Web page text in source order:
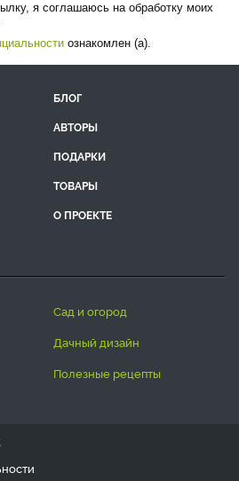
я соглашаюсь на обработку моих
ознакомлен (а).
БЛОГ
АВТОРЫ
ПОДАРКИ
ТОВАРЫ
О ПРОЕКТЕ
сад и огород
дачный дизайн
полезные рецепты